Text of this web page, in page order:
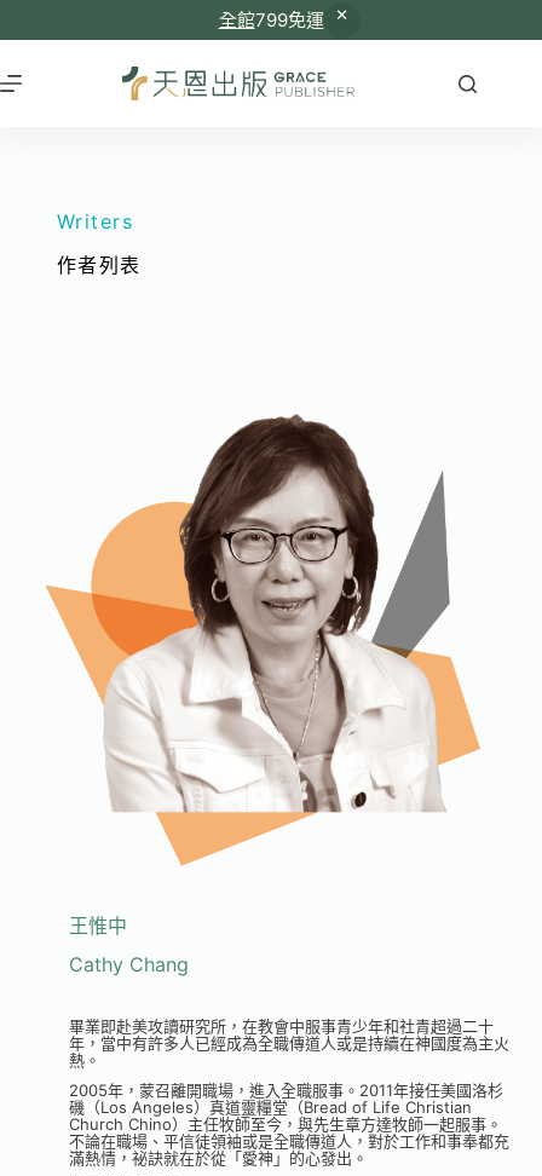
全館799免運
Writers
作者列表
王惟中
Cathy Chang
畢業即赴美攻讀研究所，在教會中服事青少年和社青超過二十
年，當中有許多人已經成為全職傳道人或是持續在神國度為主火
熱。
2005年，蒙召離開職場，進入全職服事。2011年接任美國洛杉
磯（Los Angeles）真道靈糧堂（Bread of Life Christian
Church Chino）主任牧師至今，與先生章方達牧師一起服事。
不論在職場、平信徒領袖或是全職傳道人，對於工作和事奉都充
滿熱情，祕訣就在於從「愛神」的心發出。